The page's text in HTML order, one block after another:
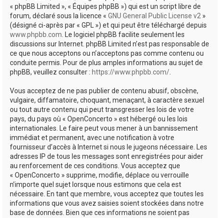
« phpBB Limited », « Équipes phpBB ») qui est un script libre de
forum, déclaré sous la licence « GNU General Public License v2 »
(désigné ci-après par « GPL ») et qui peut être téléchargé depuis
www.phpbb.com. Le logiciel phpBB facilite seulement les
discussions sur Internet. phpBB Limited n’est pas responsable de
ce que nous acceptons ou n’acceptons pas comme contenu ou
conduite permis. Pour de plus amples informations au sujet de
phpBB, veuillez consulter : https://www.phpbb.com/.
Vous acceptez de ne pas publier de contenu abusif, obscène,
vulgaire, diffamatoire, choquant, menaçant, à caractère sexuel
ou tout autre contenu qui peut transgresser les lois de votre
pays, du pays où « OpenConcerto » est hébergé ou les lois
internationales. Le faire peut vous mener à un bannissement
immédiat et permanent, avec une notification à votre
fournisseur d’accès à Internet si nous le jugeons nécessaire. Les
adresses IP de tous les messages sont enregistrées pour aider
au renforcement de ces conditions. Vous acceptez que
« OpenConcerto » supprime, modifie, déplace ou verrouille
n’importe quel sujet lorsque nous estimons que cela est
nécessaire. En tant que membre, vous acceptez que toutes les
informations que vous avez saisies soient stockées dans notre
base de données. Bien que ces informations ne soient pas